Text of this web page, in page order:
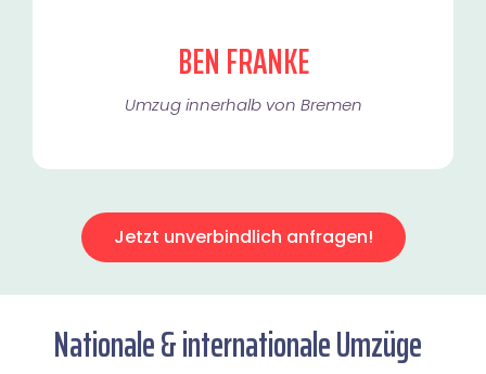
BEN FRANKE
Umzug innerhalb von Bremen​
Jetzt unverbindlich anfragen!
Nationale & internationale Umzüge